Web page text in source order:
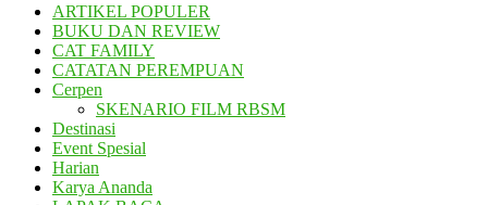
ARTIKEL POPULER
BUKU DAN REVIEW
CAT FAMILY
CATATAN PEREMPUAN
Cerpen
SKENARIO FILM RBSM
Destinasi
Event Spesial
Harian
Karya Ananda